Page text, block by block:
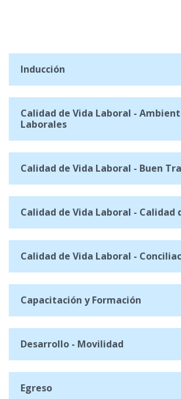
Inducción
Calidad de Vida Laboral -
Laborales
Calidad de Vida Laboral - Buen
Calidad de Vida Laboral - Calidad
Calidad de Vida Laboral -
Capacitación y Formación
Desarrollo - Movilidad
Egreso